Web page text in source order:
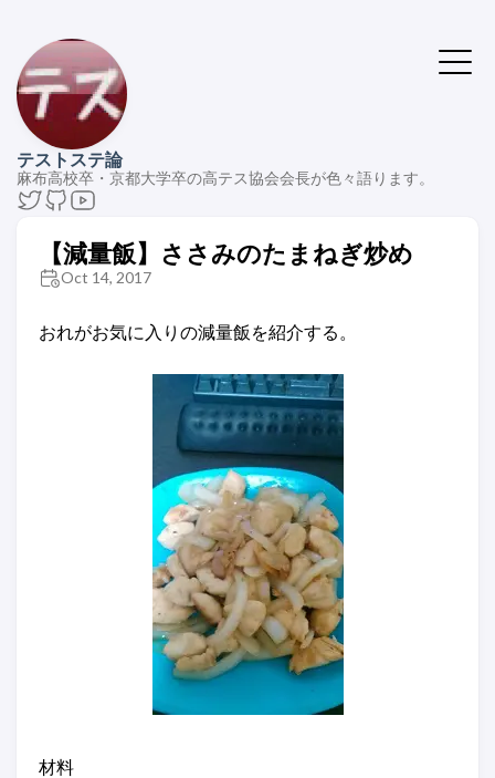
テストステ論
麻布高校卒・京都大学卒の高テス協会会長が色々語ります。
【減量飯】ささみのたまねぎ炒め
Oct 14, 2017
おれがお気に入りの減量飯を紹介する。
材料